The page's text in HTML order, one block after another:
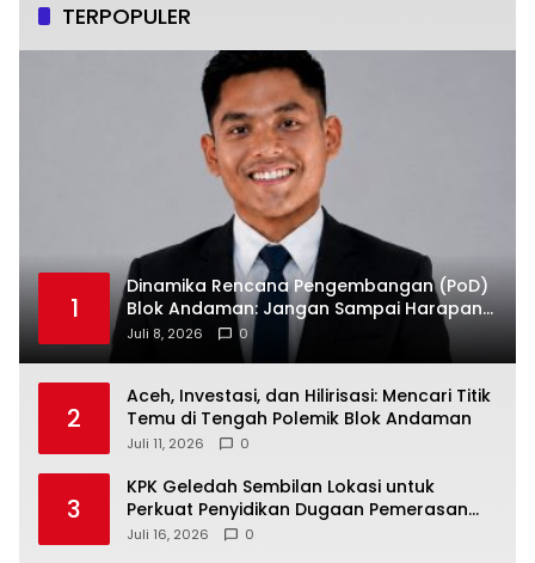
TERPOPULER
1
Dinamika Rencana Pengembangan (PoD)
Blok Andaman: Jangan Sampai Harapan
Investasi Aceh Tersandera
Juli 8, 2026 0
2
Aceh, Investasi, dan Hilirisasi: Mencari Titik
Temu di Tengah Polemik Blok Andaman
Juli 11, 2026 0
3
KPK Geledah Sembilan Lokasi untuk
Perkuat Penyidikan Dugaan Pemerasan
Bupati Sukoharjo Nonaktif
Juli 16, 2026 0